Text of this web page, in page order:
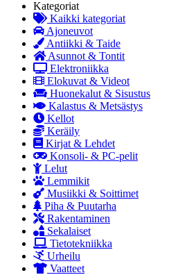
Kategoriat
Kaikki kategoriat
Ajoneuvot
Antiikki & Taide
Asunnot & Tontit
Elektroniikka
Elokuvat & Videot
Huonekalut & Sisustus
Kalastus & Metsästys
Kellot
Keräily
Kirjat & Lehdet
Konsoli- & PC-pelit
Lelut
Lemmikit
Musiikki & Soittimet
Piha & Puutarha
Rakentaminen
Sekalaiset
Tietotekniikka
Urheilu
Vaatteet